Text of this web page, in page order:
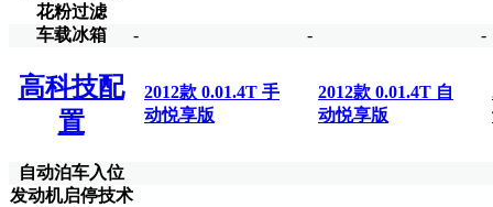
花粉过滤
车载冰箱
- - -
高科技配
置
2012款 0.01.4T 手
动悦享版
2012款 0.01.4T 自
动悦享版
自动泊车入位
发动机启停技术